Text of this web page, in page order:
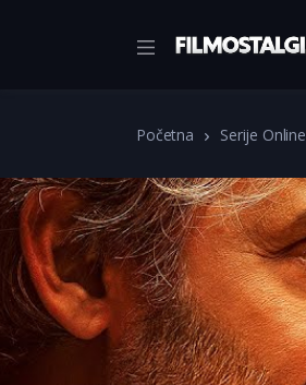
Početna Serije Online